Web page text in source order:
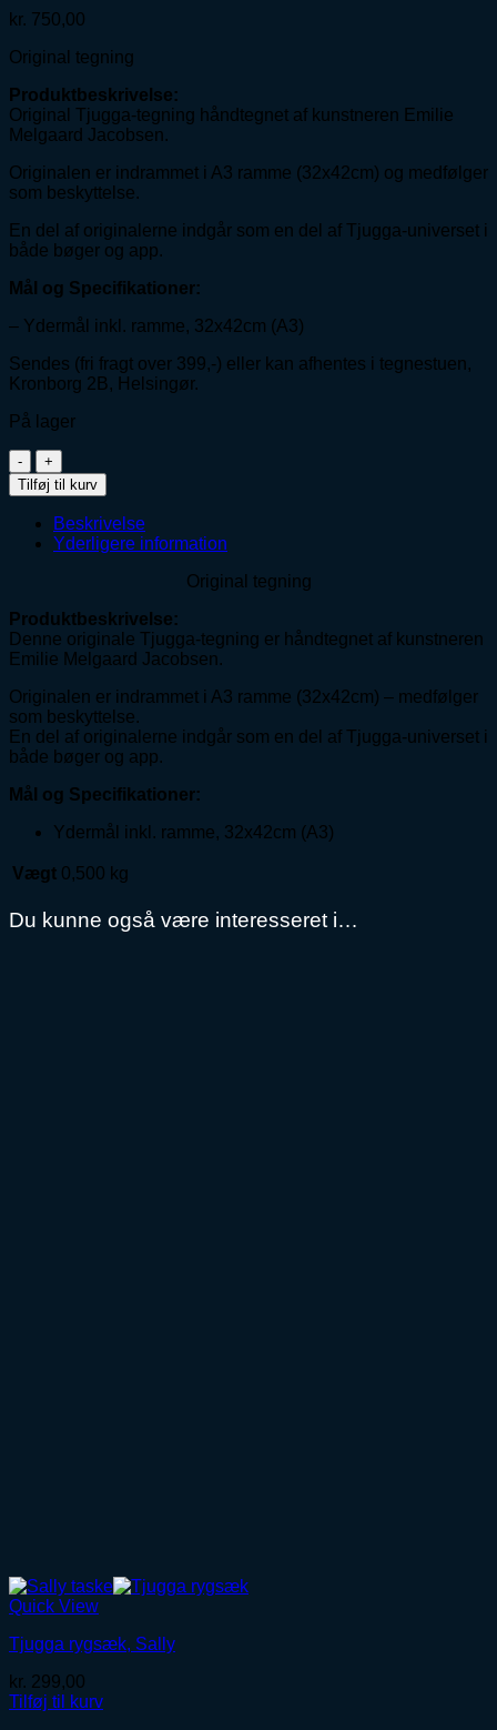
kr. 750,00
Original tegning
Produktbeskrivelse:
Original Tjugga-tegning håndtegnet af kunstneren Emilie
Melgaard Jacobsen.
Originalen er indrammet i A3 ramme (32x42cm) og medfølger
som beskyttelse.
En del af originalerne indgår som en del af Tjugga-universet i
både bøger og app.
Mål og Specifikationer:
– Ydermål inkl. ramme, 32x42cm (A3)
Sendes (fri fragt over 399,-) eller kan afhentes i tegnestuen,
Kronborg 2B, Helsingør.
På lager
Original
tegning
202652
antal
Tilføj til kurv
Beskrivelse
Yderligere information
Original tegning
Produktbeskrivelse:
Denne originale Tjugga-tegning er håndtegnet af kunstneren
Emilie Melgaard Jacobsen.
Originalen er indrammet i A3 ramme (32x42cm) – medfølger
som beskyttelse.
En del af originalerne indgår som en del af Tjugga-universet i
både bøger og app.
Mål og Specifikationer:
Ydermål inkl. ramme, 32x42cm (A3)
Vægt 0,500 kg
Du kunne også være interesseret i…
Quick View
Tjugga rygsæk, Sally
kr. 299,00
Tilføj til kurv